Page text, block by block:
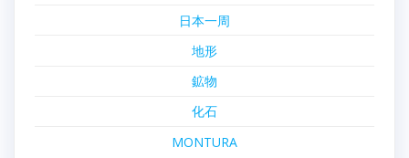
日本一周
地形
鉱物
化石
MONTURA